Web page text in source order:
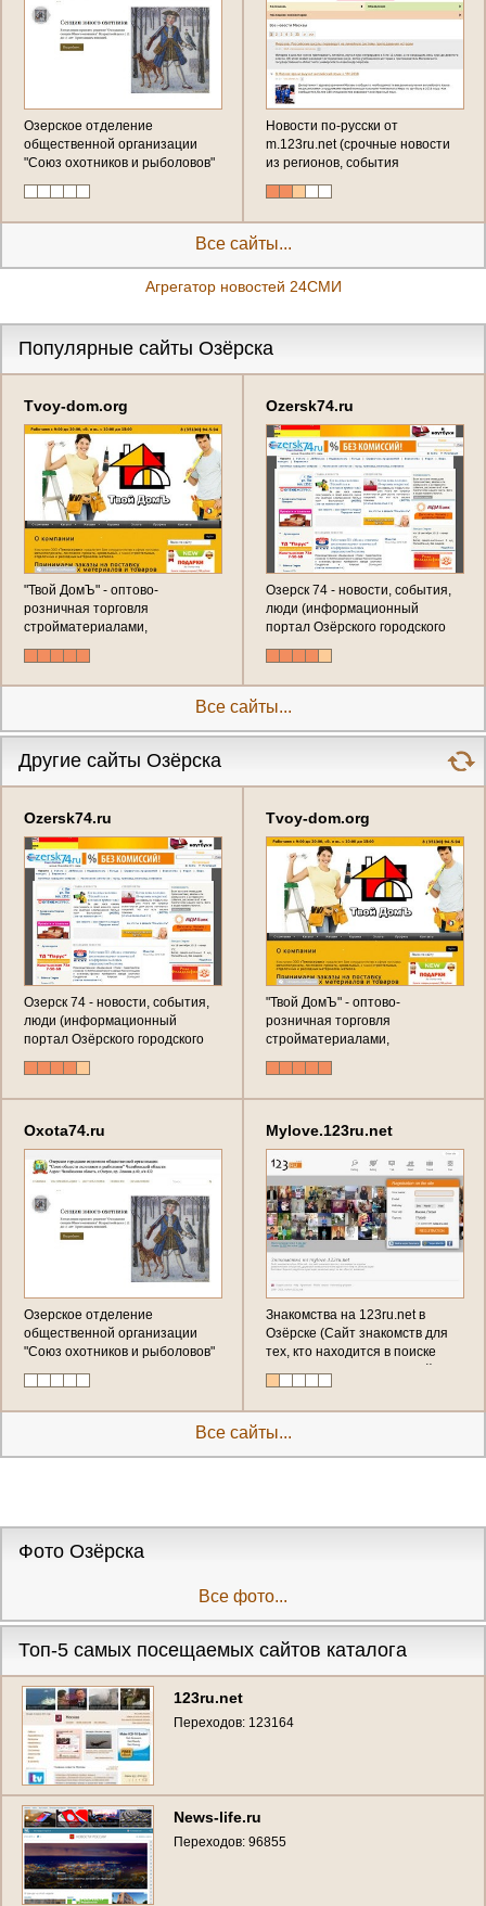
Озерское отделение
общественной организации
"Союз охотников и рыболовов"
Новости по-русски от
m.123ru.net (срочные новости
из регионов, события
последнего часа, эксклюзивные
репортажи от первого лица - в
новостной ленте
Все сайты...
Агрегатор новостей 24СМИ
Популярные сайты Озёрска
Tvoy-dom.org
"Твой ДомЪ" - оптово-
розничная торговля
стройматериалами,
металлоконструкций
(Челябинская область, г.
Озёрск, ул. Кыштымская, д. 13,
части, Телефон: 8 (35130) 94-5-
94)
Ozersk74.ru
Озерск 74 - новости, события,
люди (информационный
портал Озёрского городского
Все сайты...
Другие сайты Озёрска
Ozersk74.ru
Озерск 74 - новости, события,
люди (информационный
портал Озёрского городского
округа)
Tvoy-dom.org
"Твой ДомЪ" - оптово-
розничная торговля
стройматериалами,
изготовление
металлоконструкций
(Челябинская область, г.
корп. 5, слева от воинской
части, Телефон: 8 (35130) 94-5-
94)
Oxota74.ru
Озерское отделение
общественной организации
"Союз охотников и рыболовов"
Mylove.123ru.net
Знакомства на 123ru.net в
Озёрске (Сайт знакомств для
тех, кто находится в поиске
романтических отношений,
дружеской привязанности или
просто ни к чему не
обязывающей болтовни.
Зарегистрируйтесь и уже через
несколько минут на вас
Все сайты...
Фото Озёрска
Все фото...
Топ-5 самых посещаемых сайтов каталога
123ru.net
Переходов: 123164
News-life.ru
Переходов: 96855